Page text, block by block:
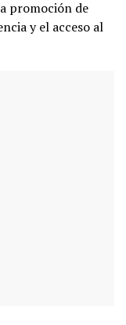
promoción de
y el acceso al